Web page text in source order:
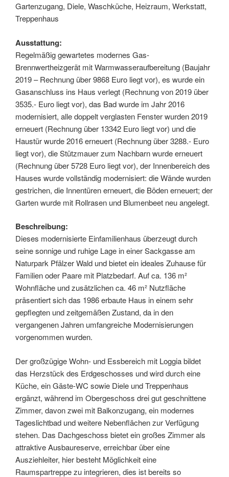
Gartenzugang, Diele, Waschküche, Heizraum, Werkstatt,
Treppenhaus
Ausstattung:
Regelmäßig gewartetes modernes Gas-
Brennwertheizgerät mit Warmwasseraufbereitung (Baujahr
2019 – Rechnung über 9868 Euro liegt vor), es wurde ein
Gasanschluss ins Haus verlegt (Rechnung von 2019 über
3535.- Euro liegt vor), das Bad wurde im Jahr 2016
modernisiert, alle doppelt verglasten Fenster wurden 2019
erneuert (Rechnung über 13342 Euro liegt vor) und die
Haustür wurde 2016 erneuert (Rechnung über 3288.- Euro
liegt vor), die Stützmauer zum Nachbarn wurde erneuert
(Rechnung über 5728 Euro liegt vor), der Innenbereich des
Hauses wurde vollständig modernisiert: die Wände wurden
gestrichen, die Innentüren erneuert, die Böden erneuert; der
Garten wurde mit Rollrasen und Blumenbeet neu angelegt.
Beschreibung:
Dieses modernisierte Einfamilienhaus überzeugt durch
seine sonnige und ruhige Lage in einer Sackgasse am
Naturpark Pfälzer Wald und bietet ein ideales Zuhause für
Familien oder Paare mit Platzbedarf. Auf ca. 136 m²
Wohnfläche und zusätzlichen ca. 46 m² Nutzfläche
präsentiert sich das 1986 erbaute Haus in einem sehr
gepflegten und zeitgemäßen Zustand, da in den
vergangenen Jahren umfangreiche Modernisierungen
vorgenommen wurden.
Der großzügige Wohn- und Essbereich mit Loggia bildet
das Herzstück des Erdgeschosses und wird durch eine
Küche, ein Gäste-WC sowie Diele und Treppenhaus
ergänzt, während im Obergeschoss drei gut geschnittene
Zimmer, davon zwei mit Balkonzugang, ein modernes
Tageslichtbad und weitere Nebenflächen zur Verfügung
stehen. Das Dachgeschoss bietet ein großes Zimmer als
attraktive Ausbaureserve, erreichbar über eine
Ausziehleiter, hier besteht Möglichkeit eine
Raumspartreppe zu integrieren, dies ist bereits so